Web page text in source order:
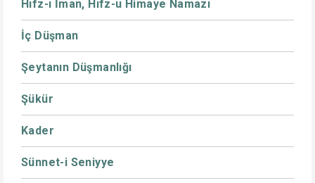
Hıfz-ı İman, Hıfz-u Himaye Namazı
İç Düşman
Şeytanın Düşmanlığı
Şükür
Kader
Sünnet-i Seniyye